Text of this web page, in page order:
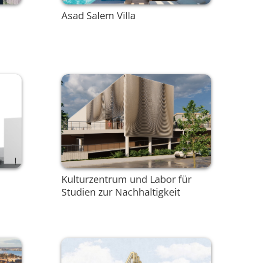
Asad Salem Villa
Kulturzentrum und Labor für
Studien zur Nachhaltigkeit